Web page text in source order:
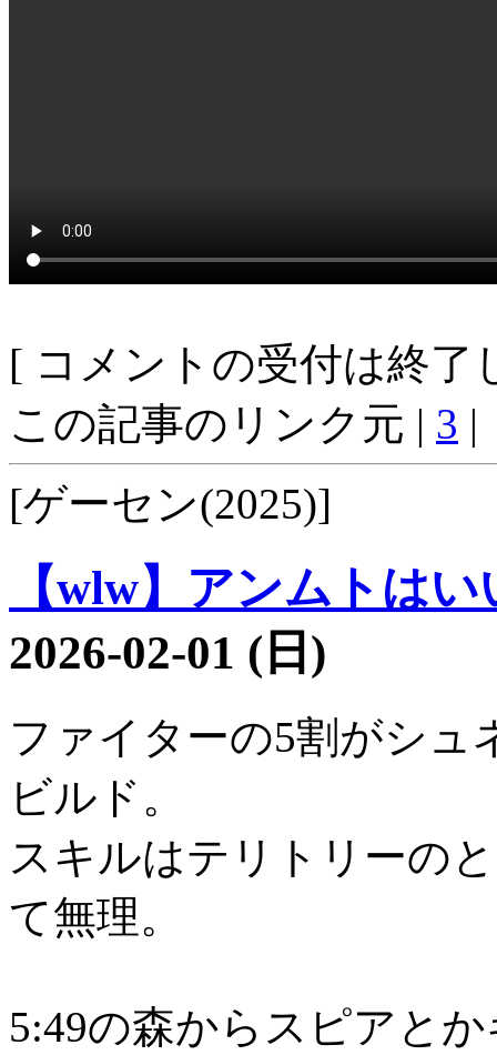
[ コメントの受付は終了
この記事のリンク元 | 3 |
[ゲーセン(2025)]
【wlw】アンムトは
2026-02-01 (日)
ファイターの5割がシュ
ビルド。
スキルはテリトリーの
て無理。
5:49の森からスピアと